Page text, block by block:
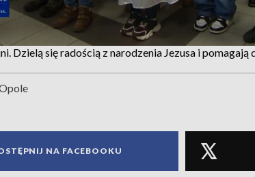
Dzielą się radością z narodzenia Jezusa i pomagają
NA FACEBOOKU